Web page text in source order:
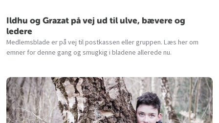
Ildhu og Grazat på vej ud til ulve, bævere og
ledere
Medlemsblade er på vej til postkassen eller gruppen. Læs her om
emner for denne gang og smugkig i bladene allerede nu.